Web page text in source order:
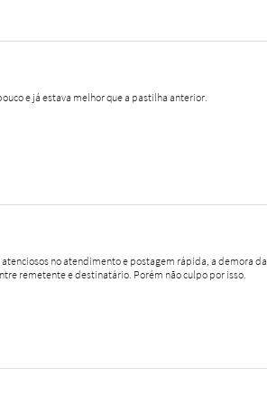
e já estava melhor que a pastilha anterior.
no atendimento e postagem rápida, a demora da
remetente e destinatário. Porém não culpo por isso.